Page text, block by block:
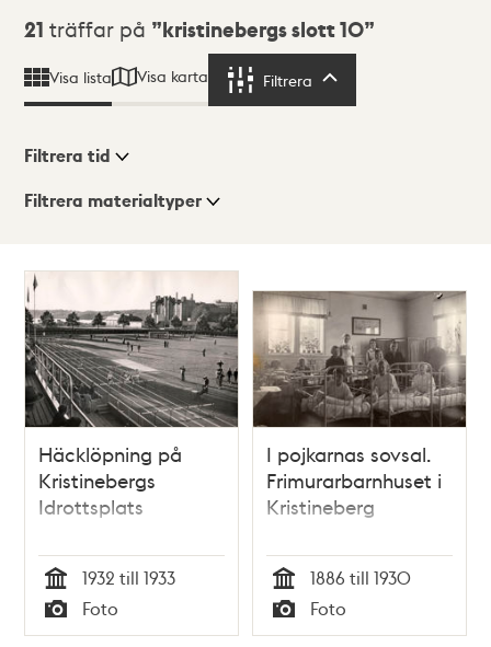
Sökresultat
21 träffar på kristinebergs slott 10
Visa lista Visa karta Filtrera
Visningsläge
Filtrera tid
Filtrera materialtyper
träffar
Häcklöpning på
Kristinebergs
Idrottsplats
Tid
1932 till 1933
Typ
Foto
I pojkarnas sovsal.
Frimurarbarnhuset i
Kristineberg
Tid
1886 till 1930
Typ
Foto